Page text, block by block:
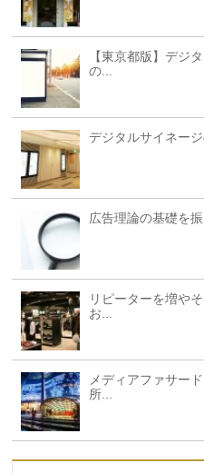
【東京都版】デジ
の...
デジタルサイネー
広告理論の基礎を
リピーターを増や
お...
メディアファサー
所...